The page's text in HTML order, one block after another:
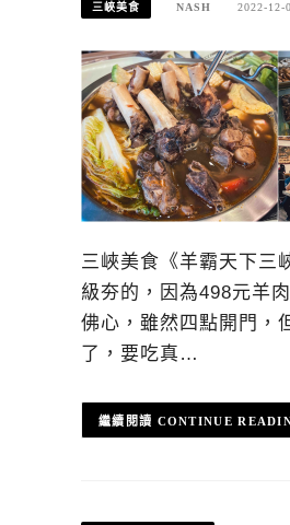
三峽美食 NASH 2022-12-
三峽美食《羊霸天下三
級夯的，因為498元羊
佛心，雖然四點開門，
了，要吃真…
CONTINUE